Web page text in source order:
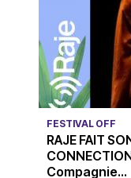
FESTIVAL OFF
RAJE FAIT
Compagnie...